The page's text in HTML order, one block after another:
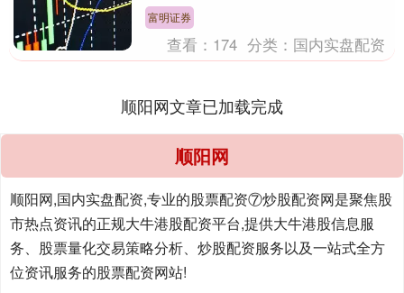
富明证券
查看： 174 分类： 国内实盘配资
顺阳网文章已加载完成
顺阳网
顺阳网,国内实盘配资,专业的股票配资⑦炒股配资网是聚焦股
市热点资讯的正规大牛港股配资平台,提供大牛港股信息服
务、股票量化交易策略分析、炒股配资服务以及一站式全方
位资讯服务的股票配资网站!